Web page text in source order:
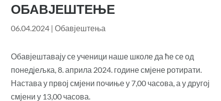
ОБАВЈЕШТЕЊЕ
06.04.2024 |Обавјештења
Обавјештавају се ученици наше школе да ће се од
понедјељка, 8. априла 2024. године смјене ротирати.
Настава у првој смјени почиње у 7,00 часова, а у другој
смјени у 13,00 часова.